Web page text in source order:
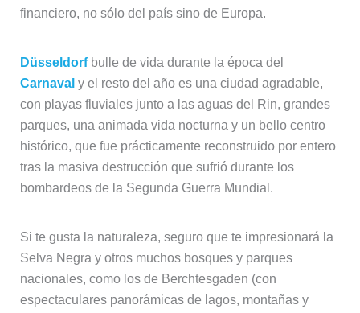
financiero, no sólo del país sino de Europa.
Düsseldorfbulle de vida durante la época del
Carnaval y el resto del año es una ciudad agradable,
con playas fluviales junto a las aguas del Rin, grandes
parques, una animada vida nocturna y un bello centro
histórico, que fue prácticamente reconstruido por entero
tras la masiva destrucción que sufrió durante los
bombardeos de la Segunda Guerra Mundial.
Si te gusta la naturaleza, seguro que te impresionará la
Selva Negra y otros muchos bosques y parques
nacionales, como los de Berchtesgaden (con
espectaculares panorámicas de lagos, montañas y